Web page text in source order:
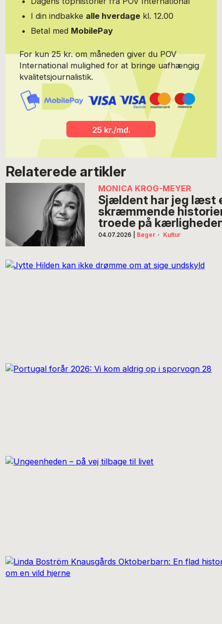
I din indbakke alle hverdage kl. 12.00
Betal med MobilePay
For kun 25 kr. om måneden giver du POV
International mulighed for at bringe uafhængig
kvalitetsjournalistik.
25 kr./md.
Relaterede artikler
MONICA KROG-MEYER
Sjældent har jeg læst
skræmmende
troede på
04.07.2026 Bøger · Kultur